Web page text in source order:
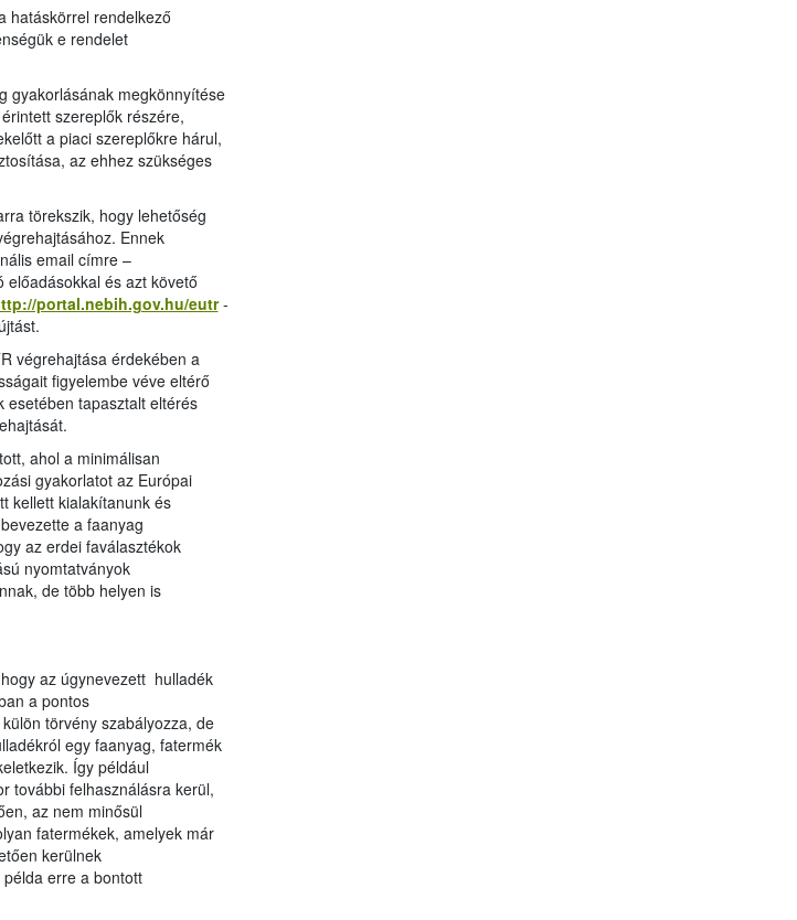
hatáskörrel rendelkező
e rendelet
gyakorlásának megkönnyítése
szereplők részére,
a piaci szereplőkre hárul,
az ehhez szükséges
törekszik, hogy lehetőség
Ennek
email címre –
és azt követő
portal.nebih.gov.hu/eutr-
végrehajtása érdekében a
figyelembe véve eltérő
esetében tapasztalt eltérés
ahol a minimálisan
gyakorlatot az Európai
kellett kialakítanunk és
a faanyag
az erdei faválasztékok
nyomtatványok
de több helyen is
az úgynevezett hulladék
a pontos
törvény szabályozza, de
egy faanyag, fatermék
Így például
további felhasználásra kerül,
az nem minősül
fatermékek, amelyek már
kerülnek
erre a bontott